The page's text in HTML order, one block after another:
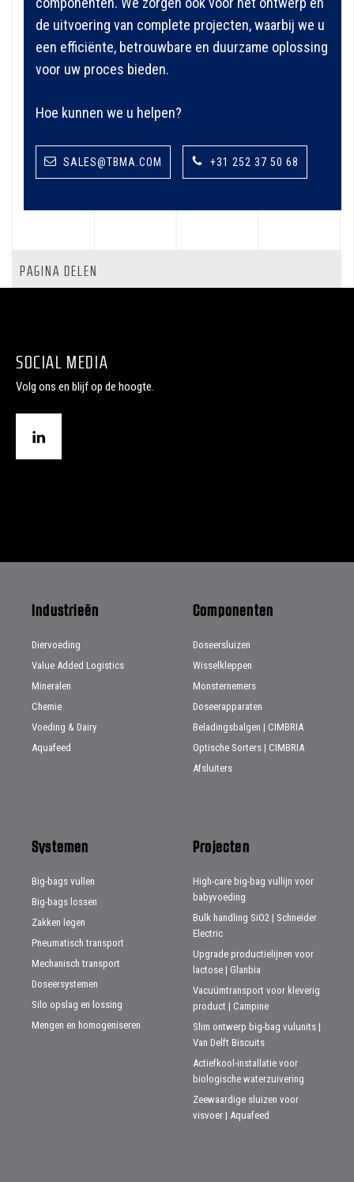
de uitvoering van complete projecten, waarbij we u
een efficiënte, betrouwbare en duurzame oplossing
voor uw proces bieden.
Hoe kunnen we u helpen?
SALES@TBMA.COM +31 252 37 50 68
PAGINA DELEN
SOCIAL MEDIA
Volg ons en blijf op de hoogte.
Industrieën
Diervoeding
Value Added Logistics
Mineralen
Chemie
Voeding & Dairy
Aquafeed
Componenten
Doseersluizen
Wisselkleppen
Monsternemers
Doseerapparaten
Beladingsbalgen | CIMBRIA
Optische Sorters | CIMBRIA
Afsluiters
Systemen
Big-bags vullen
Big-bags lossen
Zakken legen
Pneumatisch transport
Mechanisch transport
Doseersystemen
Silo opslag en lossing
Mengen en homogeniseren
Projecten
High-care big-bag vullijn voor
babyvoeding
Bulk handling SiO2 | Schneider
Electric
Upgrade productielijnen voor
lactose | Glanbia
Vacuümtransport voor kleverig
product | Campine
Slim ontwerp big-bag vulunits |
Van Delft Biscuits
Actiefkool-installatie voor
biologische waterzuivering
Zeewaardige sluizen voor
visvoer | Aquafeed